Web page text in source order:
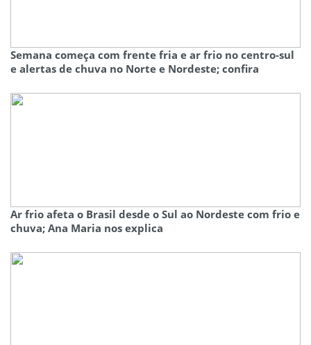
Semana começa com frente fria e ar frio no centro-sul
e alertas de chuva no Norte e Nordeste; confira
Ar frio afeta o Brasil desde o Sul ao Nordeste com frio e
chuva; Ana Maria nos explica